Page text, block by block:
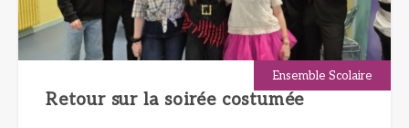
Ensemble Scolaire
Retour sur la soirée costumée